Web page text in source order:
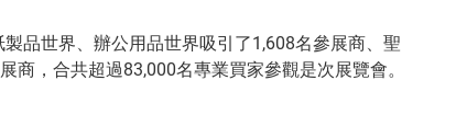
品世界、辦公用品世界吸引了1,608名參展商、聖
商，合共超過83,000名專業買家參觀是次展覽會。